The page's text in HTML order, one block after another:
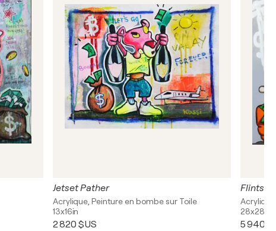
Jetset Pather
Acrylique, Peinture en bombe sur Toile
13x16in
2 820 $US
28x28in
5 940